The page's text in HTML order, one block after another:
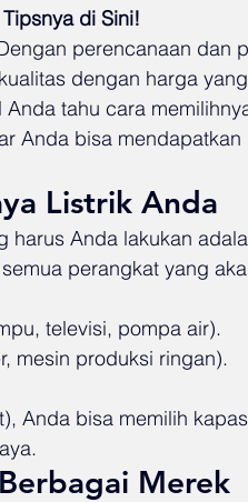
di Sini!
perencanaan dan
dengan harga
tahu cara
Anda bisa
Listrik Anda
harus Anda lakukan
perangkat yang
televisi, pompa air).
mesin produksi ringan).
Anda bisa memilih
Merek